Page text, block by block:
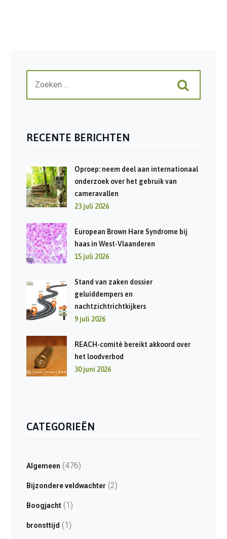
RECENTE BERICHTEN
Oproep: neem deel aan internationaal
onderzoek over het gebruik van
cameravallen
23 juli 2026
European Brown Hare Syndrome bij
haas in West-Vlaanderen
15 juli 2026
Stand van zaken dossier
geluiddempers en
nachtzichtrichtkijkers
9 juli 2026
REACH-comité bereikt akkoord over
het loodverbod
30 juni 2026
CATEGORIEËN
Algemeen (476)
Bijzondere veldwachter (2)
Boogjacht(1)
bronsttijd (1)